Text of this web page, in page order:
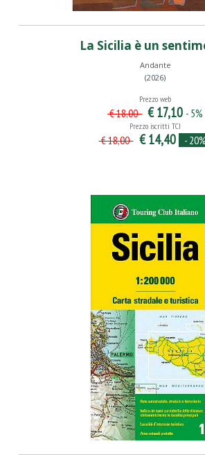
La Sicilia è un
Andante
(2026)
Prezzo web
€ 18,00 € 17,10 - 5%
Prezzo iscritti TCI
€ 18,00 € 14,40 - 20%